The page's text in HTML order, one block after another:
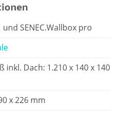
und SENEC.Wallbox pro
inkl. Dach: 1.210 x 140 x 140
x 226 mm